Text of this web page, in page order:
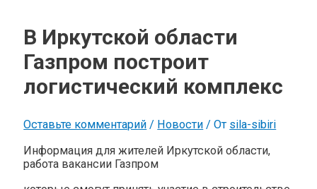
В Иркутской области
Газпром построит
логистический комплекс
Оставьте комментарий / Новости / От sila-sibiri
Информация для жителей Иркутской области,
работа вакансии Газпром